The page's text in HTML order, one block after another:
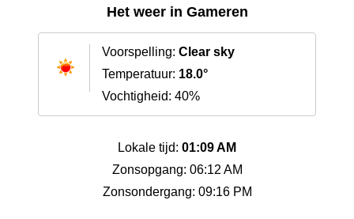
Het weer in Gameren
Voorspelling: Clear sky
Temperatuur: 18.0°
Vochtigheid: 40%
Lokale tijd: 01:09 AM
Zonsopgang: 06:12 AM
Zonsondergang: 09:16 PM